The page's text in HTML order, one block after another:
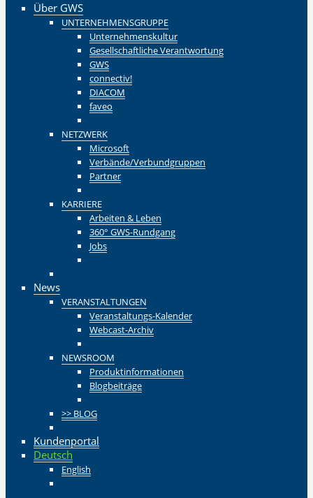
Über GWS
UNTERNEHMENSGRUPPE
Unternehmenskultur
Gesellschaftliche Verantwortung
GWS
connectiv!
DIACOM
faveo
NETZWERK
Microsoft
Verbände/Verbundgruppen
Partner
KARRIERE
Arbeiten & Leben
360° GWS-Rundgang
Jobs
News
VERANSTALTUNGEN
Veranstaltungs-Kalender
Webcast-Archiv
NEWSROOM
Produktinformationen
Blogbeiträge
>> BLOG
Kundenportal
Deutsch
English